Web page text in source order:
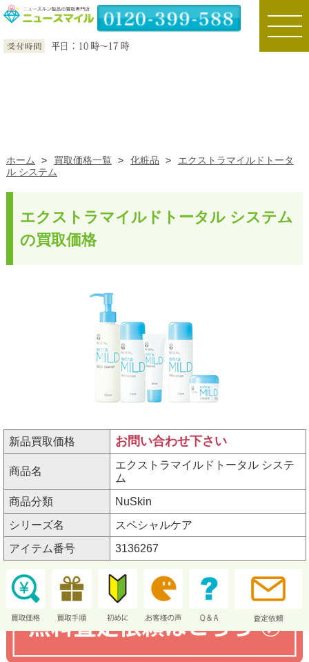
toggle
ホーム > 買取価格一覧 > 化粧品 >
エクストラマイルドトータ
ル システム
エクストラマイルドトータル システム
の買取価格
新品買取価格 お問い合わせ下さい
商品名
エクストラマイルドトータル システ
ム
商品分類
NuSkin
シリーズ名
スペシャルケア
アイテム番号
3136267